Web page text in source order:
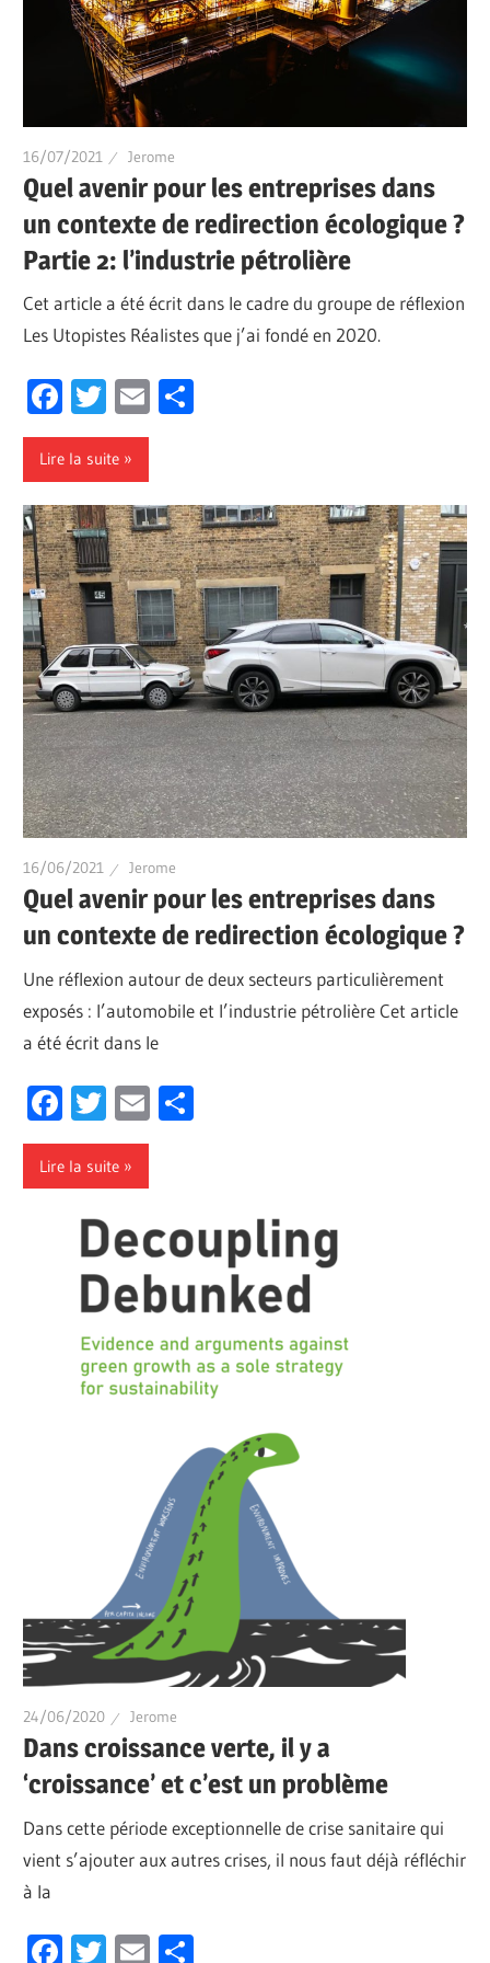
16/07/2021 Jerome
Quel avenir pour les entreprises dans
un contexte de redirection écologique ?
Partie 2: l’industrie pétrolière
Cet article a été écrit dans le cadre du groupe de réflexion
Les Utopistes Réalistes que j’ai fondé en 2020.
Facebook
Twitter
Email
Lire la suite
16/06/2021 Jerome
Quel avenir pour les entreprises dans
un contexte de redirection écologique ?
Une réflexion autour de deux secteurs particulièrement
exposés : l’automobile et l’industrie pétrolière Cet article
a été écrit dans le
Facebook
Twitter
Email
Lire la suite
24/06/2020 Jerome
Dans croissance verte, il y a
‘croissance’ et c’est un problème
Dans cette période exceptionnelle de crise sanitaire qui
vient s’ajouter aux autres crises, il nous faut déjà réfléchir
à la
Facebook
Twitter
Email